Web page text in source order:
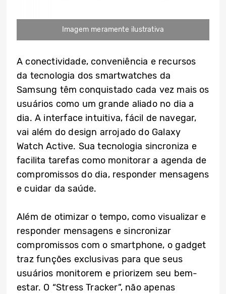
Imagem meramente ilustrativa
A conectividade, conveniência e recursos
da tecnologia dos smartwatches da
Samsung têm conquistado cada vez mais os
usuários como um grande aliado no dia a
dia. A interface intuitiva, fácil de navegar,
vai além do design arrojado do Galaxy
Watch Active. Sua tecnologia sincroniza e
facilita tarefas como monitorar a agenda de
compromissos do dia, responder mensagens
e cuidar da saúde.
Além de otimizar o tempo, como visualizar e
responder mensagens e sincronizar
compromissos com o smartphone, o gadget
traz funções exclusivas para que seus
usuários monitorem e priorizem seu bem-
estar. O “Stress Tracker”, não apenas